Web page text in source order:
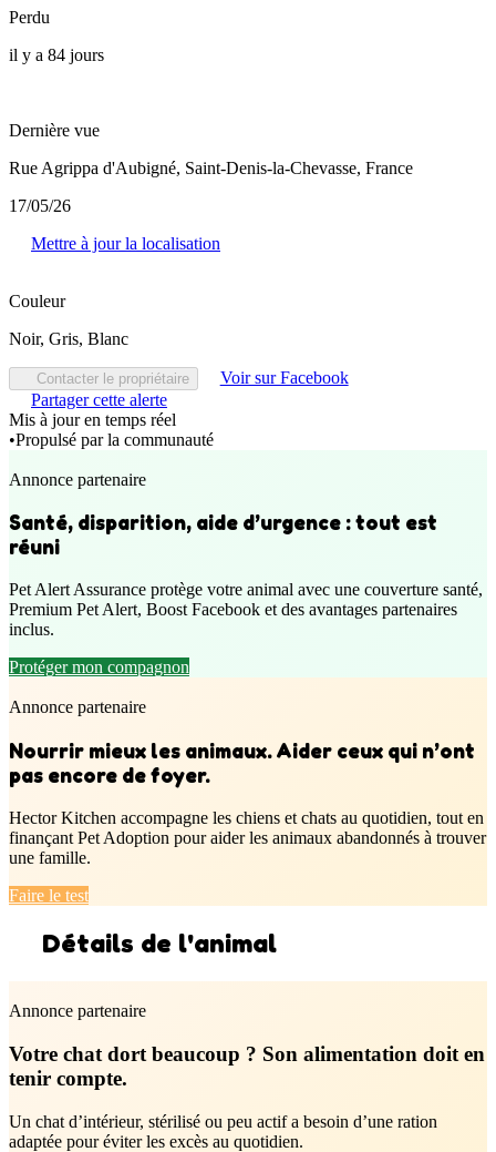
Perdu
il y a 84 jours
Dernière vue
Rue Agrippa d'Aubigné, Saint-Denis-la-Chevasse, France
17/05/26
Mettre à jour la localisation
Couleur
Noir, Gris, Blanc
Contacter le propriétaire
Voir sur Facebook
Partager cette alerte
Mis à jour en temps réel
•Propulsé par la communauté
Annonce partenaire
Santé, disparition, aide d’urgence : tout est
réuni
Pet Alert Assurance protège votre animal avec une couverture santé,
Premium Pet Alert, Boost Facebook et des avantages partenaires
inclus.
Protéger mon compagnon
Annonce partenaire
Nourrir mieux les animaux. Aider ceux qui n’ont
pas encore de foyer.
Hector Kitchen accompagne les chiens et chats au quotidien, tout en
finançant Pet Adoption pour aider les animaux abandonnés à trouver
une famille.
Faire le test
Détails de l'animal
Annonce partenaire
Votre chat dort beaucoup ? Son alimentation doit en
tenir compte.
Un chat d’intérieur, stérilisé ou peu actif a besoin d’une ration
adaptée pour éviter les excès au quotidien.